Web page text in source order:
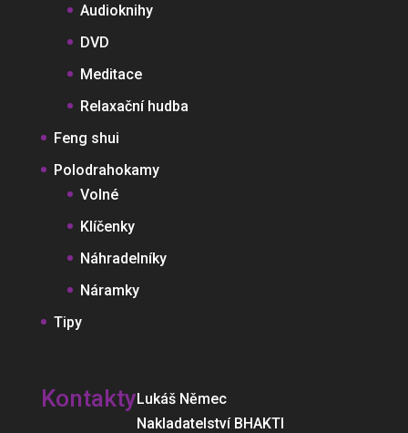
Audioknihy
DVD
Meditace
Relaxační hudba
Feng shui
Polodrahokamy
Volné
Klíčenky
Náhradelníky
Náramky
Tipy
KontaktyLukáš Němec
Nakladatelství BHAKTI